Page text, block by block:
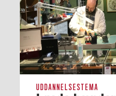
UDDANNELSESTEMA